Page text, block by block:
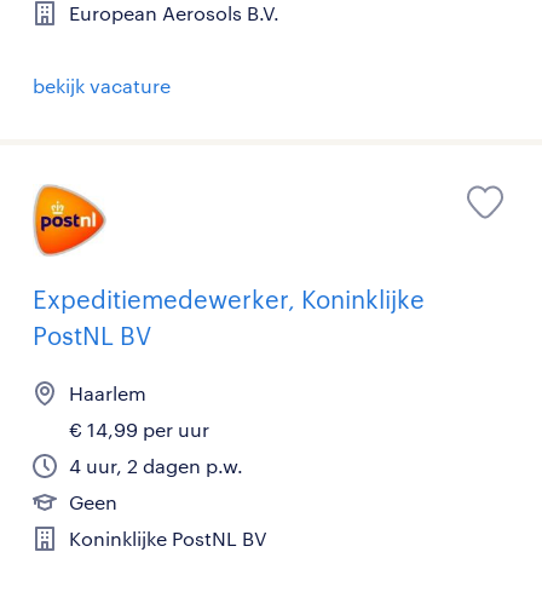
European Aerosols B.V.
bekijk vacature
Expeditiemedewerker, Koninklijke
PostNL BV
Haarlem
€ 14,99 per uur
4 uur, 2 dagen p.w.
Geen
Koninklijke PostNL BV